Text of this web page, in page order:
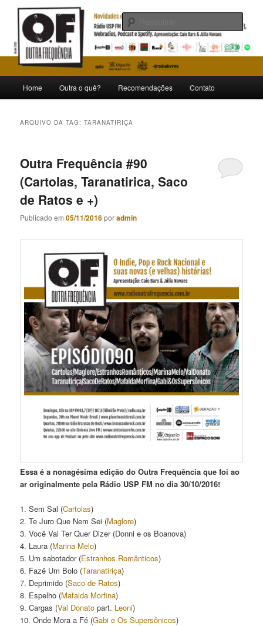
Pular
conteúdo
principal
Pular
conteúdo
secundárioOutra Frequência
Novidades e curiosidades de bandas e artistas nacionais
principal
Home Outra o quê? Recomendações Contato
ARQUIVO DA TAG:TARANATIRIÇA
Outra Frequência #90
(Cartolas, Taranatirica, Saco
de Ratos e +)
Publicado em05/11/2016poradmin
Essa é a nonagésima edição do Outra Frequência que foi ao
ar originalmente pela Rádio USP FM no dia 30/10/2016!
1. Sem Sal (Cartolas)
2. Te Juro Que Nem Sei (Maglore)
3. Você Vai Ter Quer Dizer (Donni e os Boanova)
4. Laura (Marina Melo)
5. Um sabotador (Estranhos Românticos)
6. Fazê Um Bolo (Taranatiriça)
7. Deprimido (Saco de Ratos)
8. Espelho (Mafalda Morfina)
9. Cargas (Val Donato part. Leoni)
10. Onde Mora a Fé (Gabi e Os Supersônicos)